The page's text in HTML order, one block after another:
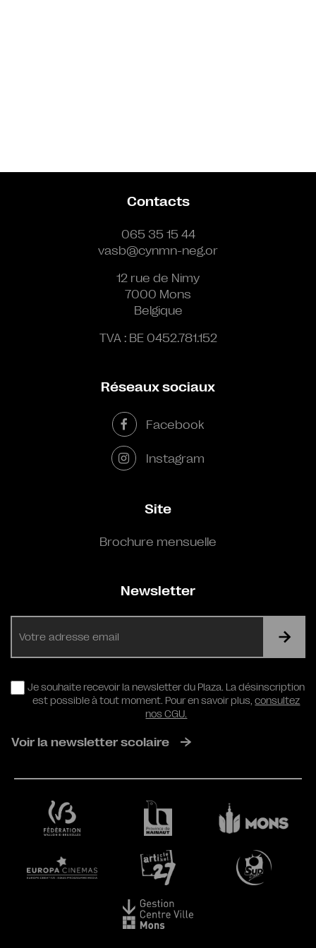
Contacts
065 35 15 44
vasb@cynmn-neg.or
12 rue de Nimy
7000 Mons
Belgique
TVA : BE 0452.781.152
Réseaux sociaux
Facebook
Instagram
Site
Brochure mensuelle
Newsletter
RGPD
Je souhaite recevoir la newsletter du Plaza. La désinscription
est possible à tout moment. Pour en savoir plus,consultez
nos CGU.
Voir la newsletter scolaire